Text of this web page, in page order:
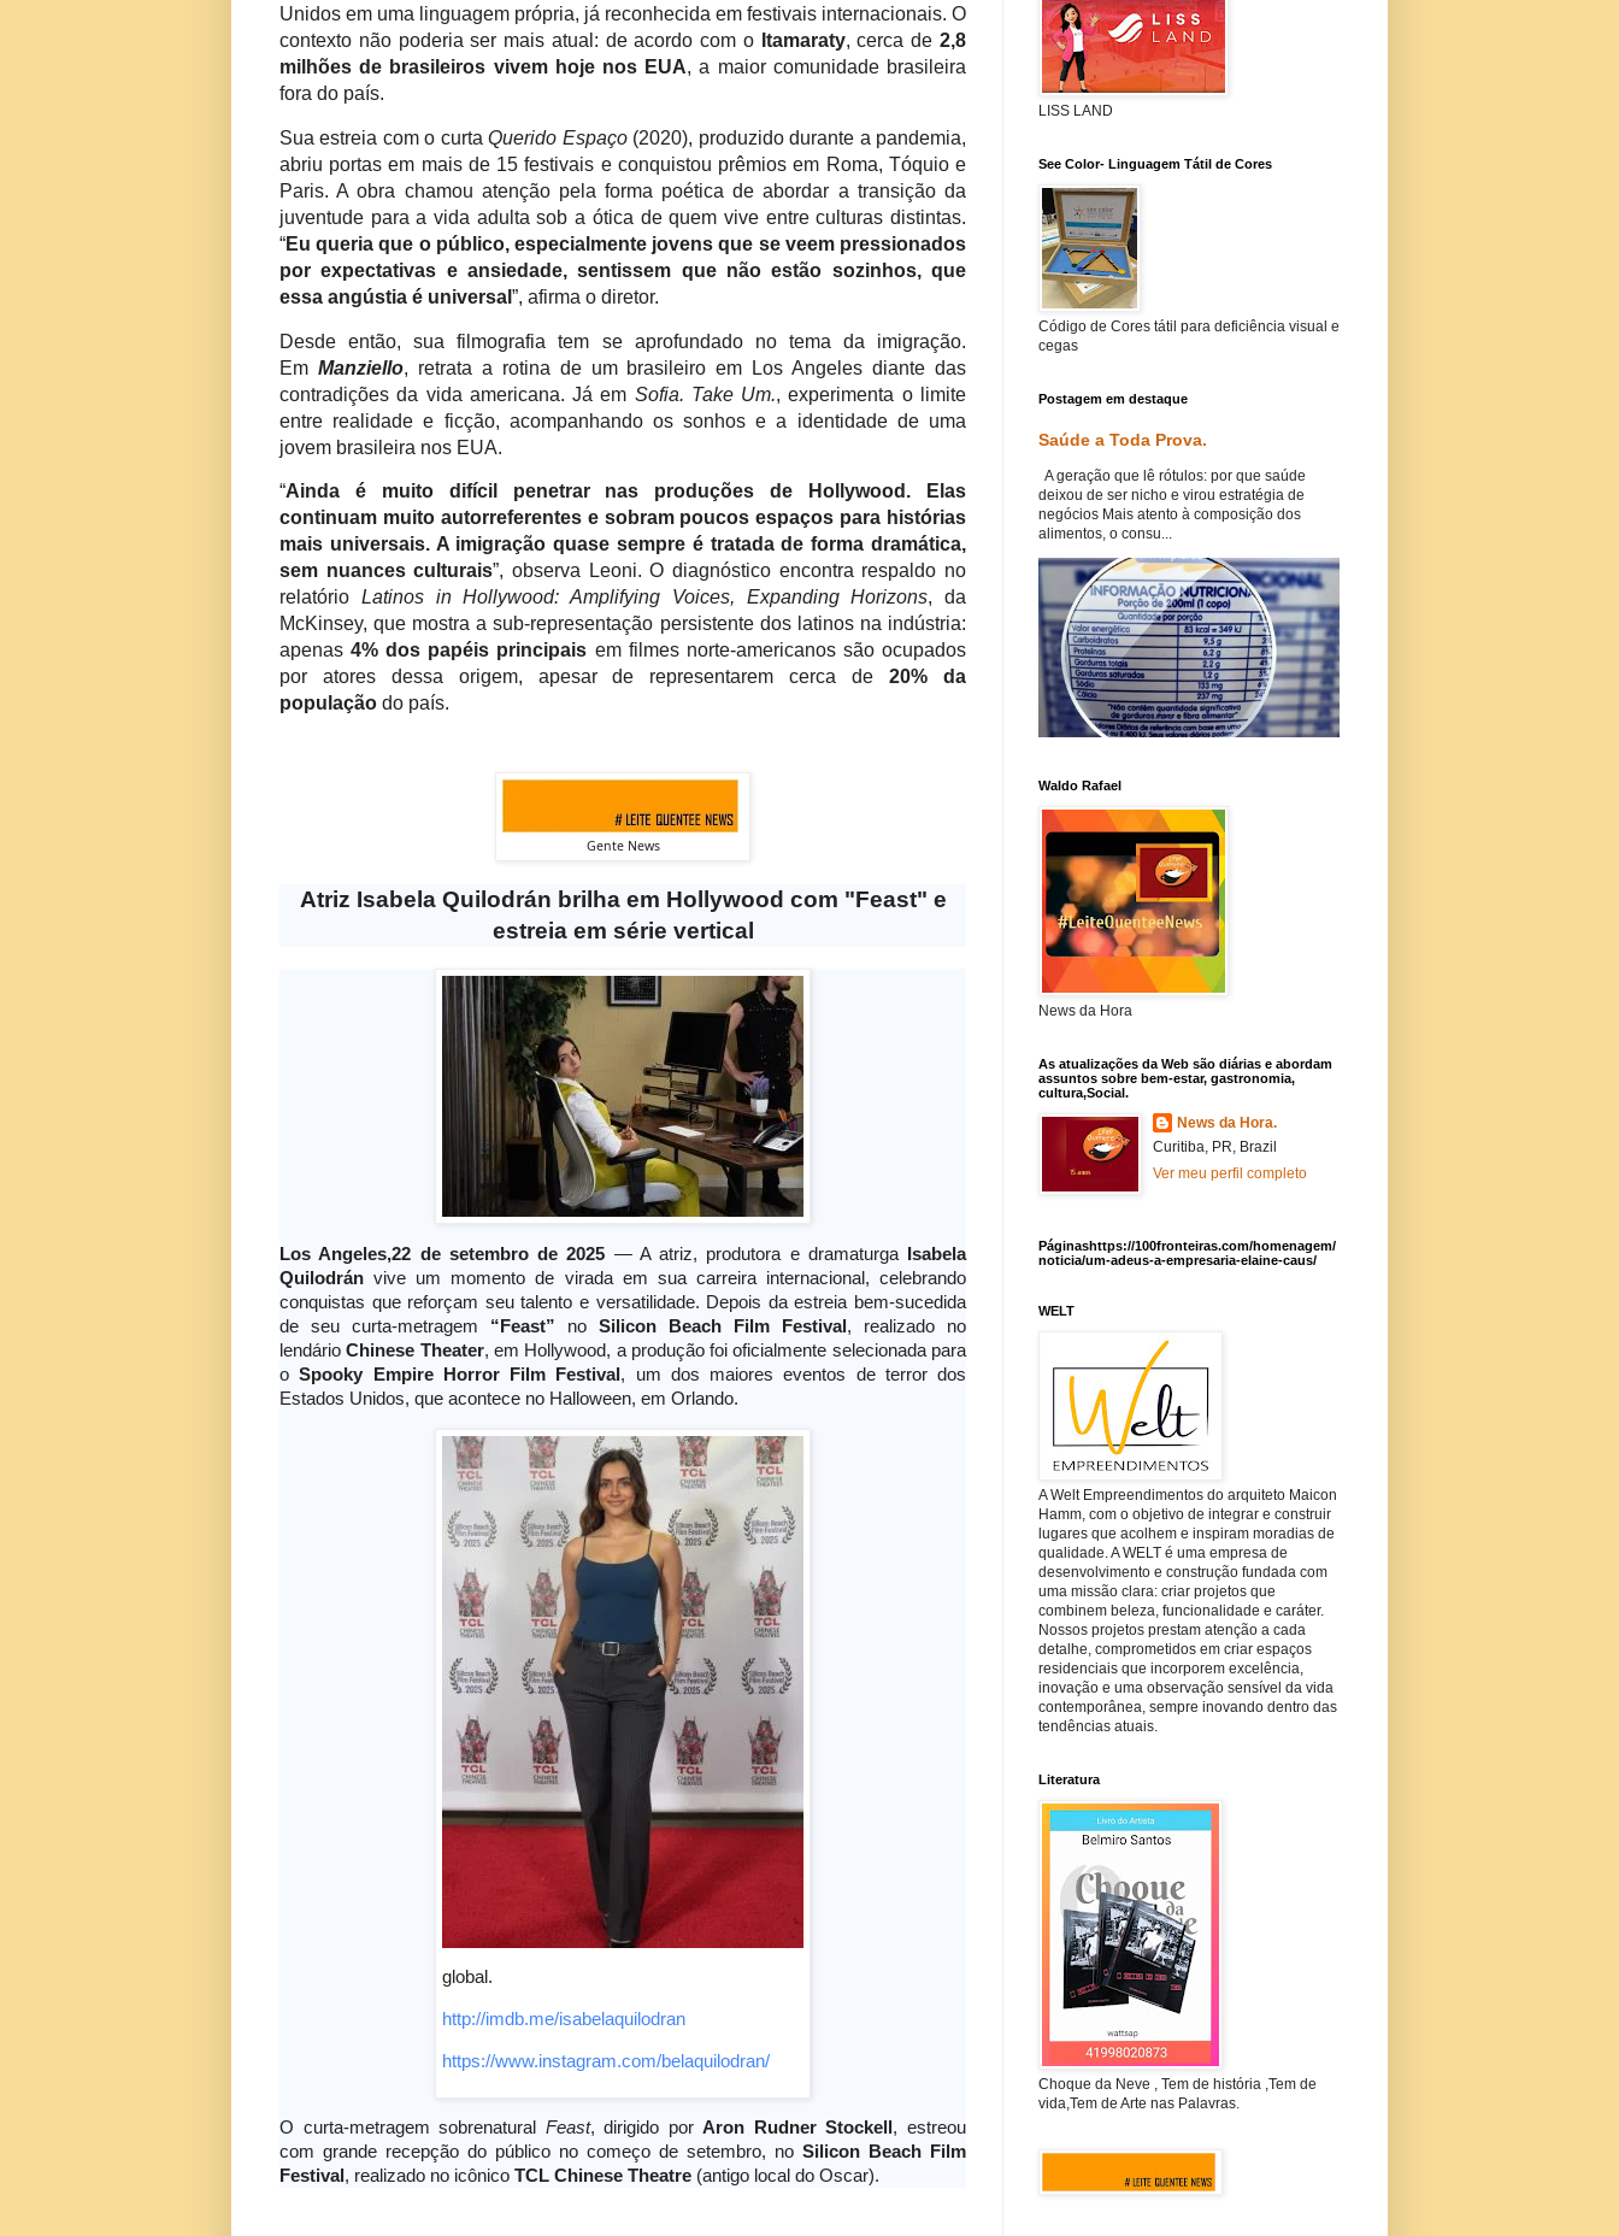
Unidos em uma linguagem própria, já reconhecida em festivais internacionais. O
contexto não poderia ser mais atual: de acordo com o Itamaraty, cerca de2,8
milhões de brasileiros vivem hoje nos EUA, a maior comunidade brasileira
fora do país.
Sua estreia com o curtaQuerido Espaço(2020), produzido durante a pandemia,
abriu portas em mais de 15 festivais e conquistou prêmios em Roma, Tóquio e
Paris. A obra chamou atenção pela forma poética de abordar a transição da
juventude para a vida adulta sob a ótica de quem vive entre culturas distintas.
“Eu queria que o público, especialmente jovens que se veem pressionados
por expectativas e ansiedade, sentissem que não estão sozinhos, que
essa angústia é universal ”, afirma o diretor.
Desde então, sua filmografia tem se aprofundado no tema da imigração.
Em Manziello, retrata a rotina de um brasileiro em Los Angeles diante das
contradições da vida americana. Já em Sofia. Take Um., experimenta o limite
entre realidade e ficção, acompanhando os sonhos e a identidade de uma
jovem brasileira nos EUA.
“Ainda é muito difícil penetrar nas produções de Hollywood. Elas
continuam muito autorreferentes e sobram poucos espaços para histórias
mais universais. A imigração quase sempre é tratada de forma dramática,
sem nuances culturais”, observa Leoni. O diagnóstico encontra respaldo no
relatório Latinos in Hollywood: Amplifying Voices, Expanding Horizons, da
McKinsey, que mostra a sub-representação persistente dos latinos na indústria:
apenas4% dos papéis principais em filmes norte-americanos são ocupados
por atores dessa origem, apesar de representarem cerca de20% da
população do país.
Gente News
Atriz Isabela Quilodrán brilha em Hollywood com "Feast" e
estreia em série vertical
Los Angeles,22 de setembro de 2025 — A atriz, produtora e dramaturga
Isabela
Quilodrán vive um momento de virada em sua carreira internacional, celebrando
conquistas que reforçam seu talento e versatilidade. Depois da estreia bem-sucedida
de seu curta-metragem “Feast” no Silicon Beach Film Festival , realizado no
lendárioChinese Theater, em Hollywood, a produção foi oficialmente selecionada para
oSpooky Empire Horror Film Festival , um dos maiores eventos de terror dos
Estados Unidos, que acontece no Halloween, em Orlando.
global.
http://imdb.me/isabelaquilodran
https://www.instagram.com/belaquilodran/
O curta-metragem sobrenatural Feast, dirigido porAron Rudner Stockell , estreou
com grande recepção do público no começo de setembro, no Silicon Beach Film
Festival , realizado no icônico TCL Chinese Theatre (antigo local do Oscar).
LISS LAND
See Color- Linguagem Tátil de Cores
Código de Cores tátil para deficiência visual e
cegas
Postagem em destaque
Saúde a Toda Prova.
A geração que lê rótulos: por que saúde
deixou de ser nicho e virou estratégia de
negócios Mais atento à composição dos
alimentos, o consu...
Waldo Rafael
News da Hora
As atualizações da Web são diárias e abordam
assuntos sobre bem-estar, gastronomia,
cultura,Social.
News da Hora.
Curitiba, PR, Brazil
Ver meu perfil completo
Páginashttps://100fronteiras.com/homenagem/
noticia/um-adeus-a-empresaria-elaine-caus/
WELT
A Welt Empreendimentos do arquiteto Maicon
Hamm, com o objetivo de integrar e construir
lugares que acolhem e inspiram moradias de
qualidade. A WELT é uma empresa de
desenvolvimento e construção fundada com
uma missão clara: criar projetos que
combinem beleza, funcionalidade e caráter.
Nossos projetos prestam atenção a cada
detalhe, comprometidos em criar espaços
residenciais que incorporem excelência,
inovação e uma observação sensível da vida
contemporânea, sempre inovando dentro das
tendências atuais.
Literatura
Choque da Neve , Tem de história ,Tem de
vida,Tem de Arte nas Palavras.